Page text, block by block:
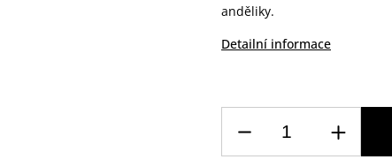
anděliky.
Detailní informace